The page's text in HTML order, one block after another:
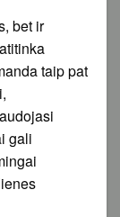
bet ir
taip pat
gali